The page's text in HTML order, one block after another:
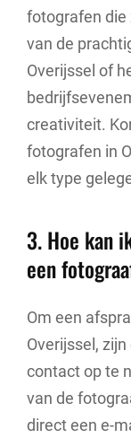
fotografen die
van de
Overijssel of
creativiteit.
fotografen in
elk type
3. Hoe kan
een
Om een
Overijssel,
contact op te
van de
direct een e-